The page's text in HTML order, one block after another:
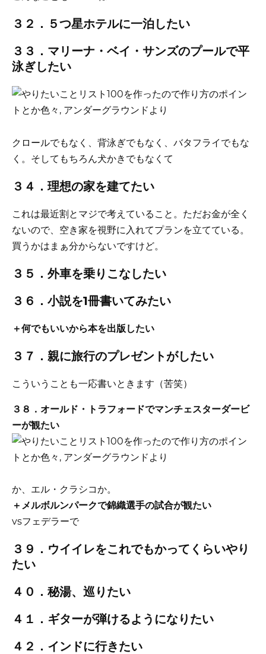
３２．５つ星ホテルに一泊したい
３３．マリーナ・ベイ・サンズのプールで平
泳ぎしたい
クロールでもなく、背泳ぎでもなく、バタフライでもな
く。そしてもちろん犬かきでもなくて
３４．理想の家を建てたい
これは最近割とマジで考えていること。ただお金が全く
ないので、空き家を視野に入れてプランを立てている。
買うかはまぁ分からないですけど。
３５．外車を乗りこなしたい
３６．小説を1冊書いてみたい
＋何でもいいから本を出版したい
３７．親に旅行のプレゼントがしたい
こういうことも一応書いときます（苦笑）
３８．オールド・トラフォードでマンチェスターダービ
ーが観たい
か、エル・クラシコか。
＋メルボルンパークで錦織選手の試合が観たい
vsフェデラーで
３９．ウイイレをこれでもかってくらいやり
たい
４０．秘湯、巡りたい
４１．ギターが弾けるようになりたい
４２．インドに行きたい